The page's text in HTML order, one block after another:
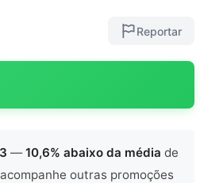
Reportar
—10,6% abaixo da média de
outras promoções